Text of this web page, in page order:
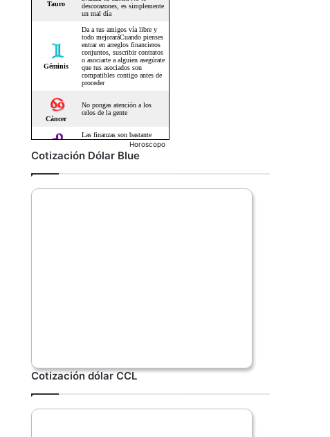
Horoscopo
Cotización Dólar Blue
Cotización dólar CCL